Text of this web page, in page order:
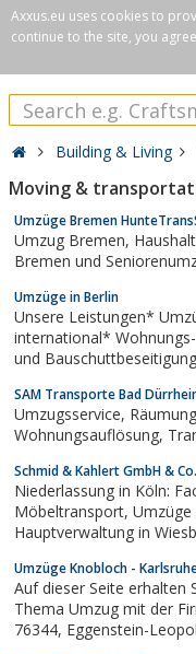
Axxus.eu uses cookies to
continue to the site, you
Building & Living
Moving &
Umzüge Bremen
Umzug Bremen, Haushaltsauflösung Bremen, Entrümpelung
Bremen und
Umzüge in Berlin
Unsere Leistungen*
international*
und
Festpreise vor Ort*
SAM Transporte Bad
Umzugsservice, Räumungen und Entrümpelungen, Haushalt-,
Schmid & Kahlert GmbH &
Niederlassung in Köln: Fachberatung,
Möbeltransport, Umzüge ausschließlich für Unternehmen;
Hauptverwaltung in
Umzüge Knobloch -
Auf dieser Seite erhalten
Thema Umzug mit der
76344, Eggenstein-